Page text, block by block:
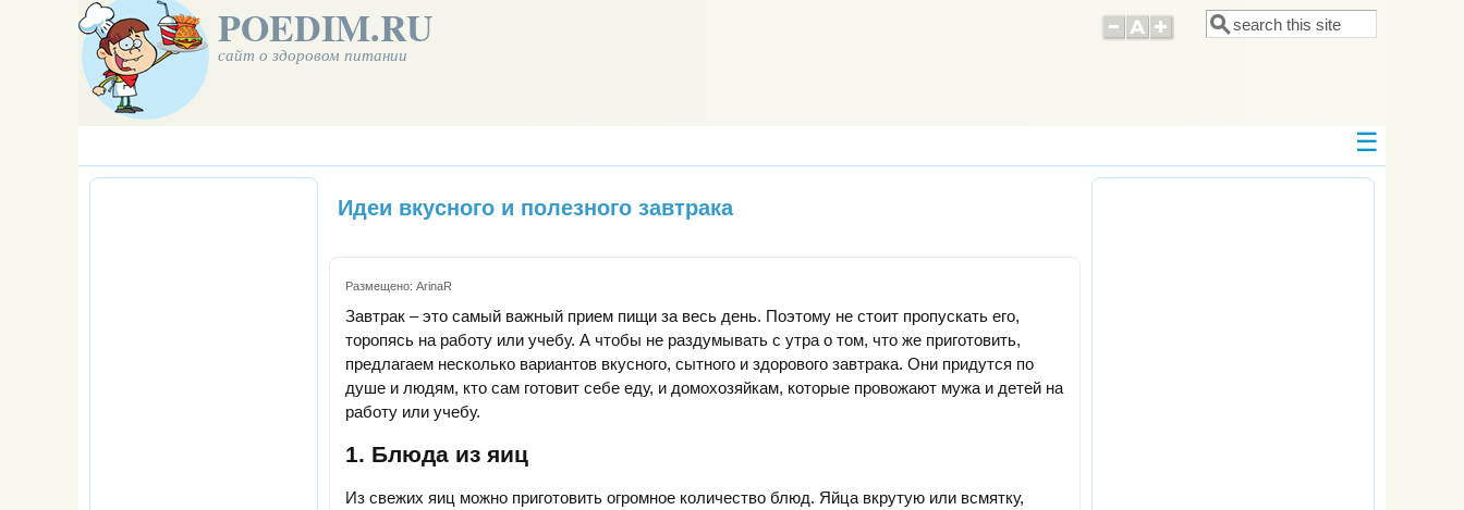
POEDIM.RU
сайт о здоровом питании
Форма поиска
Поиск
Идеи вкусного и полезного завтрака
Размещено: ArinaR
Завтрак – это самый важный прием пищи за весь день. Поэтому не стоит пропускать его,
торопясь на работу или учебу. А чтобы не раздумывать с утра о том, что же приготовить,
предлагаем несколько вариантов вкусного, сытного и здорового завтрака. Они придутся по
душе и людям, кто сам готовит себе еду, и домохозяйкам, которые провожают мужа и детей на
работу или учебу.
1. Блюда из яиц
Из свежих яиц можно приготовить огромное количество блюд. Яйца вкрутую или всмятку,